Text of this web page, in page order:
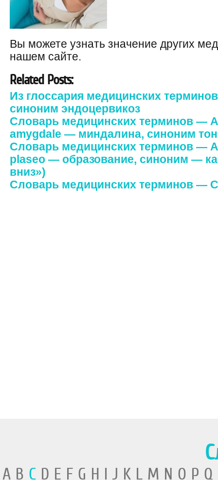
Вы можете узнать значение других
нашем сайте.
Related Posts:
Из глоссария медицинских
синоним эндоцервикоз
Словарь медицинских терминов —
amygdale — миндалина, синоним
Словарь медицинских терминов —
plaseo — образование, синоним —
вниз»)
Словарь медицинских терминов —
A B CD E F G H I J K L M N O P